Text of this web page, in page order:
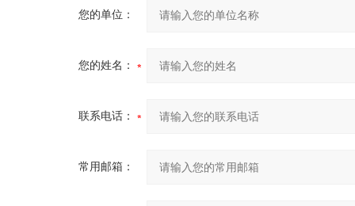
您的单位：
您的姓名：
联系电话：
常用邮箱：